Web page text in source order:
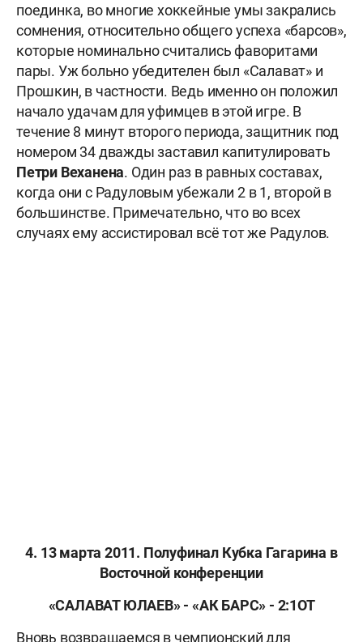
поединка, во многие хоккейные умы закрались
сомнения, относительно общего успеха «барсов»,
которые номинально считались фаворитами
пары. Уж больно убедителен был «Салават» и
Прошкин, в частности. Ведь именно он положил
начало удачам для уфимцев в этой игре. В
течение 8 минут второго периода, защитник под
номером 34 дважды заставил капитулировать
Петри Веханена. Один раз в равных составах,
когда они с Радуловым убежали 2 в 1, второй в
большинстве. Примечательно, что во всех
случаях ему ассистировал всё тот же Радулов.
4. 13 марта 2011. Полуфинал Кубка Гагарина в
Восточной конференции
«САЛАВАТ ЮЛАЕВ» - «АК БАРС» - 2:1ОТ
Вновь возвращаемся в чемпионский для